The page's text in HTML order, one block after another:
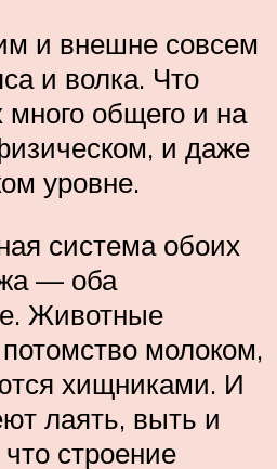
и внешне совсем
и волка. Что
общего и на
и даже
уровне.
система обоих
— оба
Животные
молоком,
хищниками. И
лаять, выть и
строение